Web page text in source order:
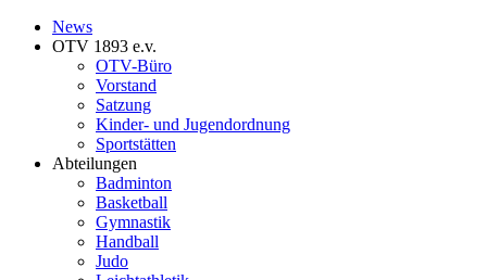
News
OTV 1893 e.v.
OTV-Büro
Vorstand
Satzung
Kinder- und Jugendordnung
Sportstätten
Abteilungen
Badminton
Basketball
Gymnastik
Handball
Judo